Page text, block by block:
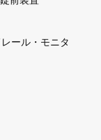
ール・モニタ